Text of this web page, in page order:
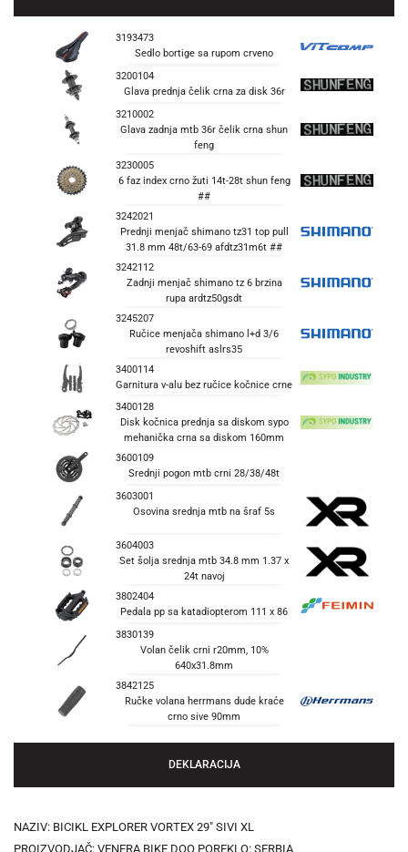
3193473
Sedlo bortige sa rupom crveno
3200104
Glava prednja čelik crna za disk 36r
3210002
Glava zadnja mtb 36r čelik crna shun
feng
3230005
6 faz index crno žuti 14t-28t shun feng
##
3242021
Prednji menjač shimano tz31 top pull
31.8 mm 48t/63-69 afdtz31m6t ##
3242112
Zadnji menjač shimano tz 6 brzina
rupa ardtz50gsdt
3245207
Ručice menjača shimano l+d 3/6
revoshift aslrs35
3400114
Garnitura v-alu bez ručice kočnice crne
3400128
Disk kočnica prednja sa diskom sypo
mehanička crna sa diskom 160mm
3600109
Srednji pogon mtb crni 28/38/48t
3603001
Osovina srednja mtb na šraf 5s
3604003
Set šolja srednja mtb 34.8 mm 1.37 x
24t navoj
3802404
Pedala pp sa katadiopterom 111 x 86
3830139
Volan čelik crni r20mm, 10%
640x31.8mm
3842125
Ručke volana herrmans dude kraće
crno sive 90mm
DEKLARACIJA
NAZIV: BICIKL EXPLORER VORTEX 29" SIVI XL
PROIZVODJAČ: VENERA BIKE DOO POREKLO: SERBIA